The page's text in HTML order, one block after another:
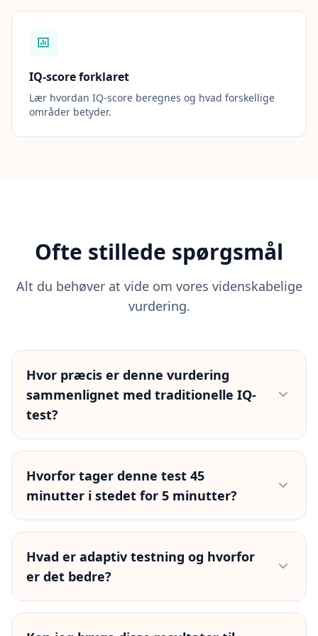
IQ-score forklaret
Lær hvordan IQ-score beregnes og hvad forskellige
områder betyder.
Ofte stillede spørgsmål
Alt du behøver at vide om vores videnskabelige
vurdering.
Hvor præcis er denne vurdering
sammenlignet med traditionelle IQ-
test?
Veludformede onlinetest kan korrelere op til
vores resultater giver et pålideligt estimat af dine
kognitive styrker. Det er ikke en klinisk diagnose.
Til officielle eller kliniske formål kræves en
Hvorfor tager denne test 45
minutter i stedet for 5 minutter?
En præcis intelligensvurdering kræver
kognitive domæner. Vores adaptive 60-
spørgsmålsformat sikrer at vi indsamler
tilstrækkelige datapunkter mens algoritmen
Hvad er adaptiv testning og hvorfor
er det bedre?
Adaptiv testning justerer